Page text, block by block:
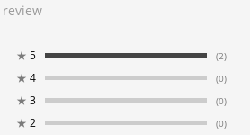
review
★ 5 (2)
★ 4 (0)
★ 3 (0)
★ 2 (0)